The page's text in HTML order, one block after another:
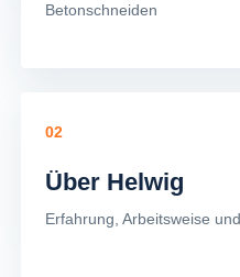
Betonschneiden
02
Über Helwig
Erfahrung, Arbeitsweise